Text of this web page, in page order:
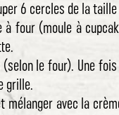
6 cercles de la taille
four (moule à
le four). Une
grille.
avec la